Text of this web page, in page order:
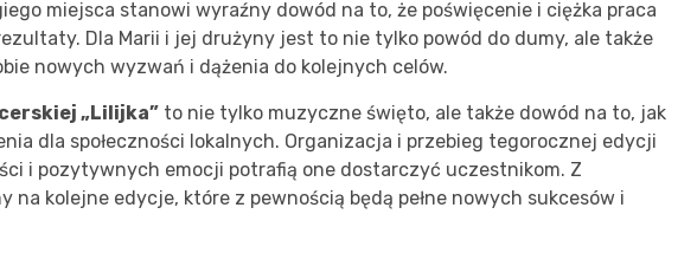
miejsca stanowi wyraźny dowód na to, że poświęcenie i ciężka praca
Dla Marii i jej drużyny jest to nie tylko powód do dumy, ale także
nowych wyzwań i dążenia do kolejnych celów.
„Lilijka” to nie tylko muzyczne święto, ale także dowód na to, jak
dla społeczności lokalnych. Organizacja i przebieg tegorocznej edycji
i pozytywnych emocji potrafią one dostarczyć uczestnikom. Z
na kolejne edycje, które z pewnością będą pełne nowych sukcesów i